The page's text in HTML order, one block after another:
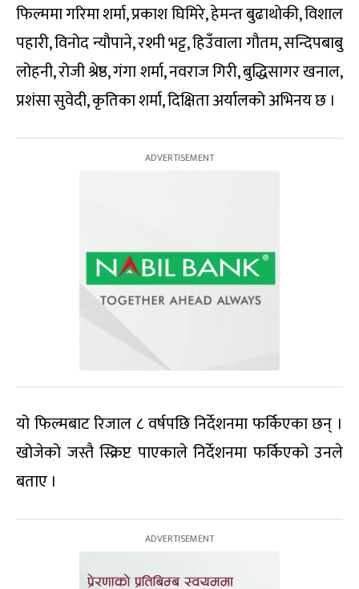
फिल्ममा गरिमा शर्मा, प्रकाश घिमिरे, हेमन्त बुढाथोकी, विशाल
पहारी, विनोद न्यौपाने, रश्मी भट्ट, हिउँवाला गौतम, सन्दिपबाबु
लोहनी, रोजी श्रेष्ठ, गंगा शर्मा, नवराज गिरी, बुद्धिसागर खनाल,
प्रशंसा सुवेदी, कृतिका शर्मा, दिक्षिता अर्यालको अभिनय छ ।
यो फिल्मबाट रिजाल ८ वर्षपछि निर्देशनमा फर्किएका छन् ।
खोजेको जस्तै स्क्रिप्ट पाएकाले निर्देशनमा फर्किएको उनले
बताए ।